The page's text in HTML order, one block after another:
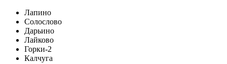
Лапино
Солослово
Дарьино
Лайково
Горки-2
Калчуга